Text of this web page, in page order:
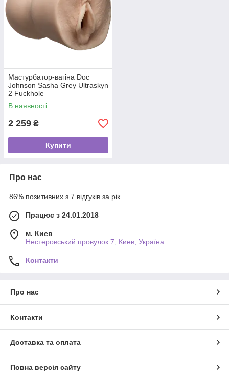
Мастурбатор-вагіна Doc
Johnson Sasha Grey Ultraskyn
2 Fuckhole
В наявності
2 259 ₴
Купити
Про нас
86% позитивних з 7 відгуків за рік
Працює з 24.01.2018
м. Киев
Нестеровський провулок 7, Киев, Україна
Контакти
Про нас
Контакти
Доставка та оплата
Повна версія сайту